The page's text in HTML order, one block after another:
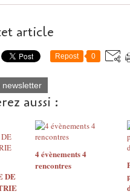
article
Repost 0
newsletter
aussi :
DE
4 évènements 4
rencontres